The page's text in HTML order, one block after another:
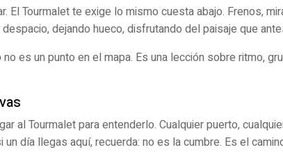
El Tourmalet te exige lo mismo cuesta abajo. Frenos,
dejando hueco, disfrutando del paisaje que
es un punto en el mapa. Es una lección sobre ritmo,
al Tourmalet para entenderlo. Cualquier puerto,
un día llegas aquí, recuerda: no es la cumbre. Es el